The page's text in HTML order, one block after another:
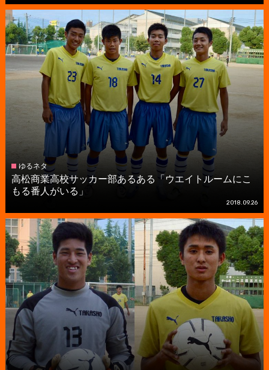
ゆるネタ
高松商業高校サッカー部あるある「ウエイトルームにこ
もる番人がいる」
2018.09.26